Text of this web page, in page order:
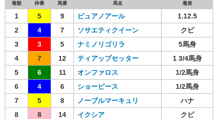
着順 枠番 馬番 馬名 着差
1 5 9 ピュアノアール
1.12.5
2
4 7 ソサエティクイーン
クビ
3
3 5 ナミノリゴリラ
5馬身
4
7 12 ティアップセッター
1 3/4馬身
5
6 11 オンファロス
1/2馬身
6
4 6 ショーピース
1/2馬身
7
5 8 ノーブルマーキュリ
ハナ
8
8 14 イクシア
クビ